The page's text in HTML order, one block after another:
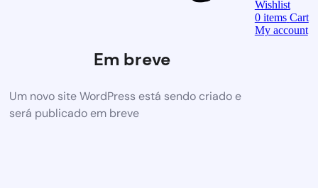
Em breve
Um novo site WordPress está sendo criado e
será publicado em breve
Wishlist
0 items Cart
My account